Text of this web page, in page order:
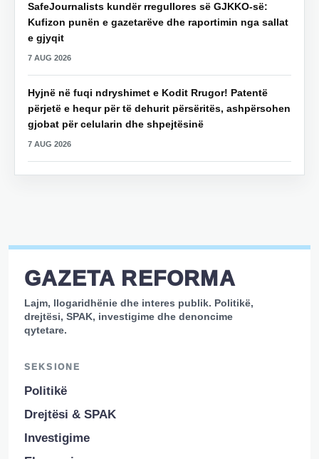
SafeJournalists kundër rregullores së GJKKO-së:
Kufizon punën e gazetarëve dhe raportimin nga sallat
e gjyqit
7 AUG 2026
Hyjnë në fuqi ndryshimet e Kodit Rrugor! Patentë
përjetë e hequr për të dehurit përsëritës, ashpërsohen
gjobat për celularin dhe shpejtësinë
7 AUG 2026
GAZETA REFORMA
Lajm, llogaridhënie dhe interes publik. Politikë,
drejtësi, SPAK, investigime dhe denoncime
qytetare.
SEKSIONE
Politikë
Drejtësi & SPAK
Investigime